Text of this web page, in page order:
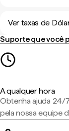
Ver taxas de
Suporte que você
A qualquer hora
Obtenha ajuda 24/
pela nossa equipe